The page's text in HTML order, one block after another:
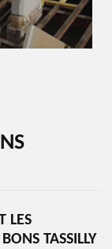
LES
TASSILLY